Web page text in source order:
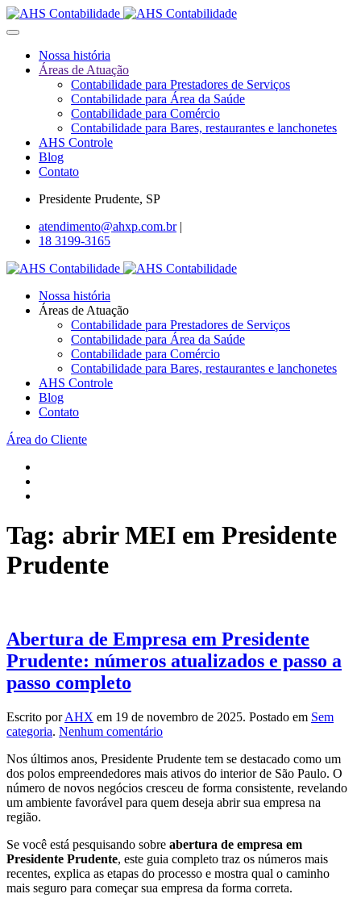
Skip to main content
Nossa história
Áreas de Atuação
Contabilidade para Prestadores de Serviços
Contabilidade para Área da Saúde
Contabilidade para Comércio
Contabilidade para Bares, restaurantes e lanchonetes
AHS Controle
Blog
Contato
Presidente Prudente, SP
atendimento@ahxp.com.br|
18 3199-3165
Nossa história
Áreas de Atuação
Contabilidade para Prestadores de Serviços
Contabilidade para Área da Saúde
Contabilidade para Comércio
Contabilidade para Bares, restaurantes e lanchonetes
AHS Controle
Blog
Contato
Área do Cliente
Tag: abrir MEI em Presidente
Prudente
Abertura de Empresa em Presidente
Prudente: números atualizados e passo a
passo completo
Escrito porAHX em 19 de novembro de 2025. Postado em Sem
categoria. Nenhum comentárioem
de
Empresa
em
Presidente
atualizados
e
passo
a
Nos últimos anos, Presidente Prudente tem se destacado como um
dos polos empreendedores mais ativos do interior de São Paulo. O
número de novos negócios cresceu de forma consistente, revelando
um ambiente favorável para quem deseja abrir sua empresa na
região.
Se você está pesquisando sobre abertura de empresa em
Presidente Prudente, este guia completo traz os números mais
recentes, explica as etapas do processo e mostra qual o caminho
mais seguro para começar sua empresa da forma correta.